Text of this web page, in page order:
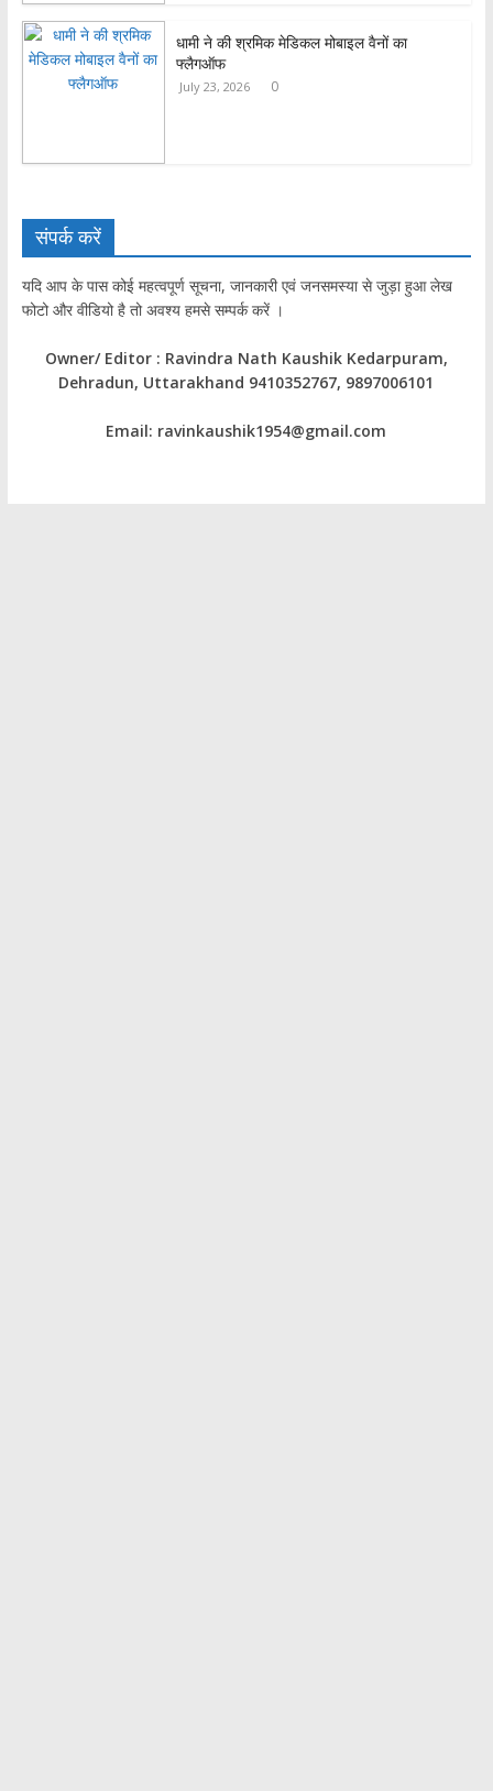
धामी ने की श्रमिक मेडिकल मोबाइल वैनों का
फ्लैगऑफ
July 23, 2026 0
संपर्क करें
यदि आप के पास कोई महत्वपूर्ण सूचना, जानकारी एवं जनसमस्या से जुड़ा हुआ लेख
फोटो और वीडियो है तो अवश्य हमसे सम्पर्क करें ।
Owner/ Editor : Ravindra Nath Kaushik Kedarpuram,
Dehradun, Uttarakhand 9410352767, 9897006101
Email: ravinkaushik1954@gmail.com